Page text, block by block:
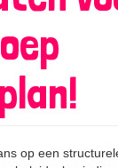
op een